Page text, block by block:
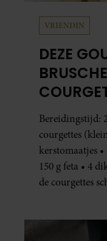
VRIENDIN
DEZE
JE
Bereidingstijd:
courgettes
kerstomaatjes
150 g feta • 4
de courgettes